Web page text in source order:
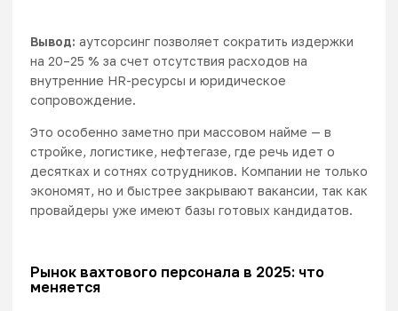
Вывод: аутсорсинг позволяет сократить издержки
на 20–25 % за счет отсутствия расходов на
внутренние HR-ресурсы и юридическое
сопровождение.
Это особенно заметно при массовом найме — в
стройке, логистике, нефтегазе, где речь идет о
десятках и сотнях сотрудников. Компании не только
экономят, но и быстрее закрывают вакансии, так как
провайдеры уже имеют базы готовых кандидатов.
Рынок вахтового персонала в 2025: что
меняется